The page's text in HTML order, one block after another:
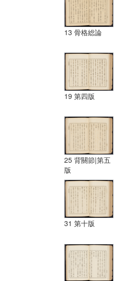
13 骨格総論
19 第四版
25 背關節|第五
版
31 第十版